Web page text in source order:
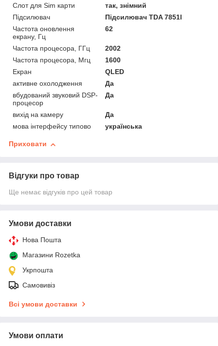
Слот для Sim карти
так, знімний
Підсилювач
Підсилювач TDA 7851l
Частота оновлення
екрану, Гц
62
Частота процесора, ГГц
2002
Частота процесора, Мгц
1600
Екран
QLED
активне охолодження
Да
вбудований звуковий DSP-
процесор
Да
вихід на камеру
Да
мова інтерфейсу типово
українська
Приховати
Відгуки про товар
Ще немає відгуків про цей товар
Умови доставки
Нова Пошта
Магазини Rozetka
Укрпошта
Самовивіз
Всі умови доставки
Умови оплати